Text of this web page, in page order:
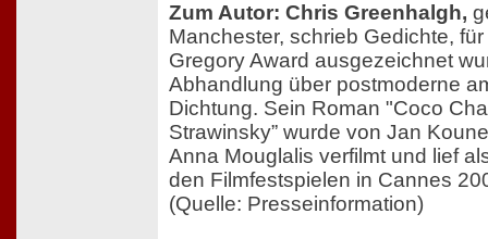
Zum Autor: Chris Greenhalgh,
Manchester, schrieb Gedichte,
Gregory Award ausgezeichnet
Abhandlung über postmoderne
Dichtung. Sein Roman "Coco
Strawinsky” wurde von Jan
Anna Mouglalis verfilmt und lief
den Filmfestspielen in Cannes
(Quelle: Presseinformation)